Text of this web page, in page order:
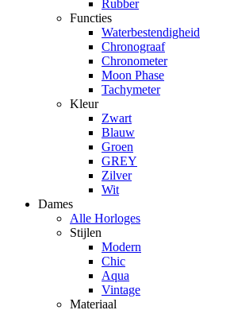
Rubber
Functies
Waterbestendigheid
Chronograaf
Chronometer
Moon Phase
Tachymeter
Kleur
Zwart
Blauw
Groen
GREY
Zilver
Wit
Dames
Alle Horloges
Stijlen
Modern
Chic
Aqua
Vintage
Materiaal